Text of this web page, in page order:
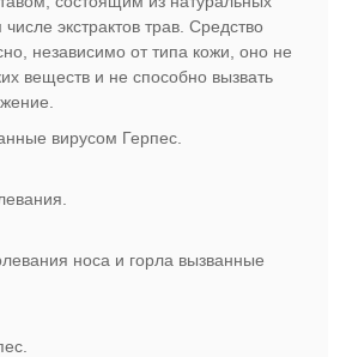
экстрактов трав. Средство
независимо от типа кожи, оно не
веществ и не способно вызвать
вирусом Герпес.
носа и горла вызванные